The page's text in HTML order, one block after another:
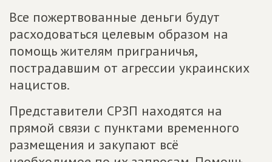
Все пожертвованные деньги будут
расходоваться целевым образом на
помощь жителям приграничья,
пострадавшим от агрессии украинских
нацистов.
Представители СРЗП находятся на
прямой связи с пунктами временного
размещения и закупают всё